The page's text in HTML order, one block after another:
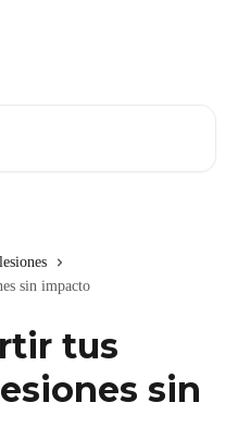
sin impacto
tus
sin